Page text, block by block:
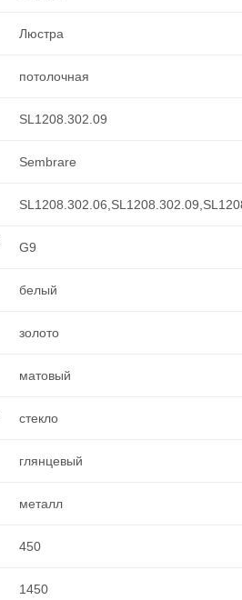
Люстра
потолочная
SL1208.302.09
Sembrare
G9
белый
золото
матовый
стекло
глянцевый
металл
450
1450